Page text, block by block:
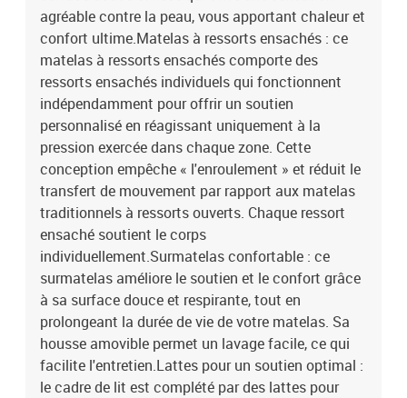
agréable contre la peau, vous apportant chaleur et
confort ultime.Matelas à ressorts ensachés : ce
matelas à ressorts ensachés comporte des
ressorts ensachés individuels qui fonctionnent
indépendamment pour offrir un soutien
personnalisé en réagissant uniquement à la
pression exercée dans chaque zone. Cette
conception empêche « l'enroulement » et réduit le
transfert de mouvement par rapport aux matelas
traditionnels à ressorts ouverts. Chaque ressort
ensaché soutient le corps
individuellement.Surmatelas confortable : ce
surmatelas améliore le soutien et le confort grâce
à sa surface douce et respirante, tout en
prolongeant la durée de vie de votre matelas. Sa
housse amovible permet un lavage facile, ce qui
facilite l'entretien.Lattes pour un soutien optimal :
le cadre de lit est complété par des lattes pour